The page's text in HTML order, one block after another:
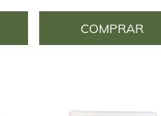
COMPRAR